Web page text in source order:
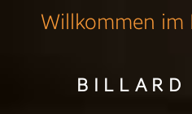
BILLARD
Willkommen im